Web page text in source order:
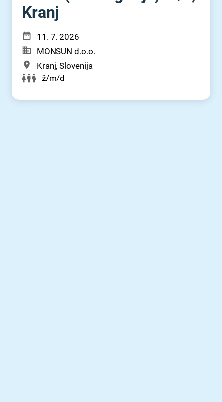
Kranj
11. 7. 2026
MONSUN d.o.o.
Kranj, Slovenija
ž/m/d